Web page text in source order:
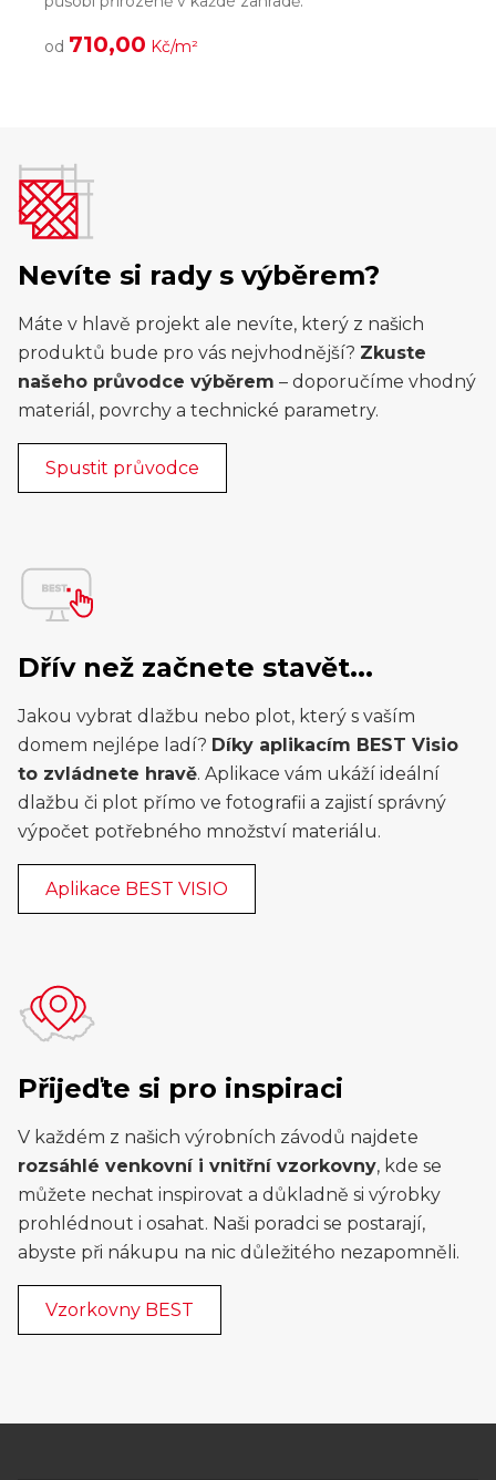
od 710,00 Kč/m²
Nevíte si rady s výběrem?
Máte v hlavě projekt ale nevíte, který z našich
produktů bude pro vás nejvhodnější? Zkuste
našeho průvodce výběrem – doporučíme vhodný
materiál, povrchy a technické parametry.
Spustit průvodce
Dřív než začnete stavět...
Jakou vybrat dlažbu nebo plot, který s vaším
domem nejlépe ladí? Díky aplikacím BEST Visio
to zvládnete hravě. Aplikace vám ukáží ideální
dlažbu či plot přímo ve fotografii a zajistí správný
výpočet potřebného množství materiálu.
Aplikace BEST VISIO
Přijeďte si pro inspiraci
V každém z našich výrobních závodů najdete
rozsáhlé venkovní i vnitřní vzorkovny, kde se
můžete nechat inspirovat a důkladně si výrobky
prohlédnout i osahat. Naši poradci se postarají,
abyste při nákupu na nic důležitého nezapomněli.
Vzorkovny BEST